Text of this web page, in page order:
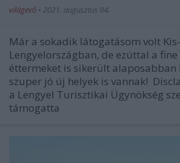
világevő • 2021. augusztus 04.
Már a sokadik látogatásom volt Kis-
Lengyelországban, de ezúttal a
éttermeket is sikerült alaposabban
szuper jó új helyek is vannak!
a Lengyel Turisztikai Ügynökség
támogatta